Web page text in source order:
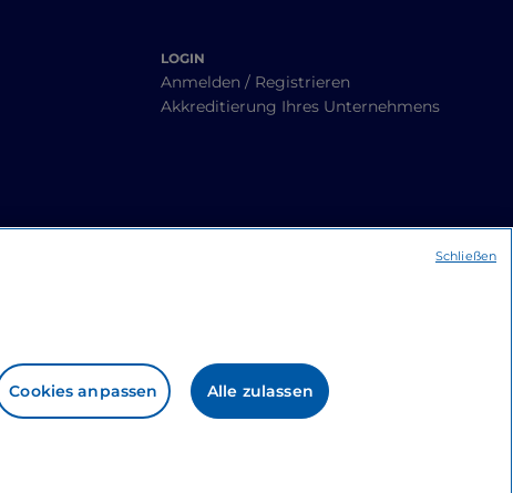
LOGIN
Anmelden / Registrieren
Akkreditierung Ihres Unternehmens
Cookies anpassen Alle zulassen
Schließen